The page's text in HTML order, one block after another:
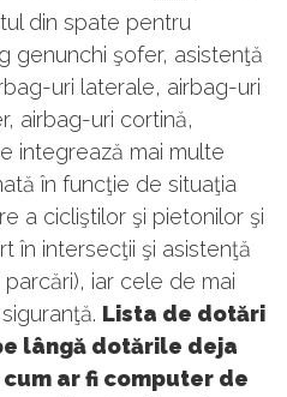
din spate pentru
genunchi şofer, asistenţă
uri laterale, airbag-uri
airbag-uri cortină,
integrează mai multe
în funcţie de situaţia
a cicliştilor şi pietonilor şi
în intersecţii şi asistenţă
iar cele de mai
Lista de dotări
lângă dotările deja
ar fi computer de